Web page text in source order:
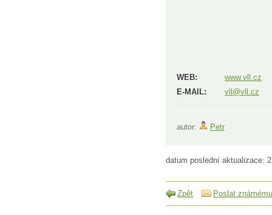
WEB:
www.vll.cz
E-MAIL:
vll@vll.cz
autor: Petr
datum poslední aktualizace:
Zpět Poslat známému